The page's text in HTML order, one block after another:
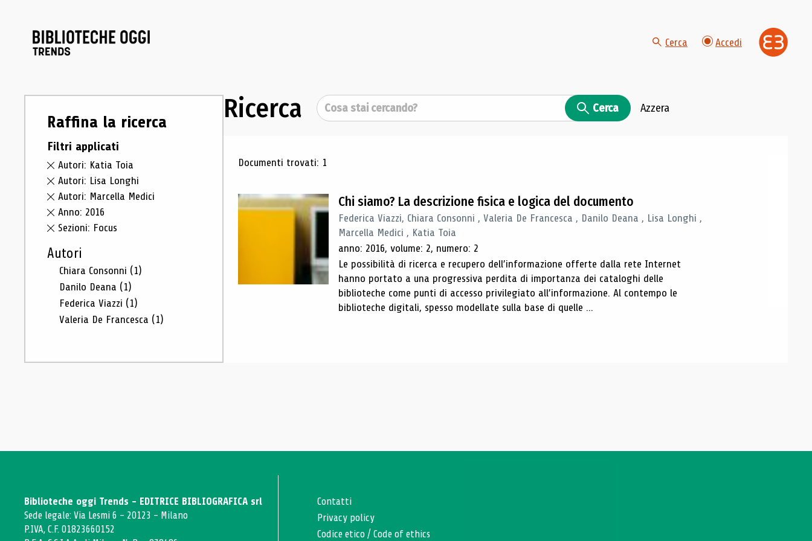
Cerca Accedi
Raffina la ricerca
Filtri applicati
Autori: Katia Toia
Autori: Lisa Longhi
Autori: Marcella Medici
Anno: 2016
Sezioni: Focus
Autori
Chiara Consonni (1)
Danilo Deana (1)
Federica Viazzi (1)
Valeria De Francesca (1)
Ricerca Cerca Cerca Azzera
Risultati di ricerca
Documenti trovati: 1
Chi siamo? La descrizione fisica e logica del documento
Federica Viazzi, Chiara Consonni , Valeria De Francesca , Danilo Deana , Lisa Longhi ,
Marcella Medici , Katia Toia
anno: 2016, volume: 2, numero: 2
Le possibilità di ricerca e recupero dell’informazione offerte dalla rete Internet
hanno portato a una progressiva perdita di importanza dei cataloghi delle
biblioteche come punti di accesso privilegiato all’informazione. Al contempo le
biblioteche digitali, spesso modellate sulla base di quelle ...
Biblioteche oggi Trends - EDITRICE BIBLIOGRAFICA srl
Sede legale: Via Lesmi 6 - 20123 - Milano
P.IVA, C.F. 01823660152
Contatti
Privacy policy
Codice etico /Code of ethics